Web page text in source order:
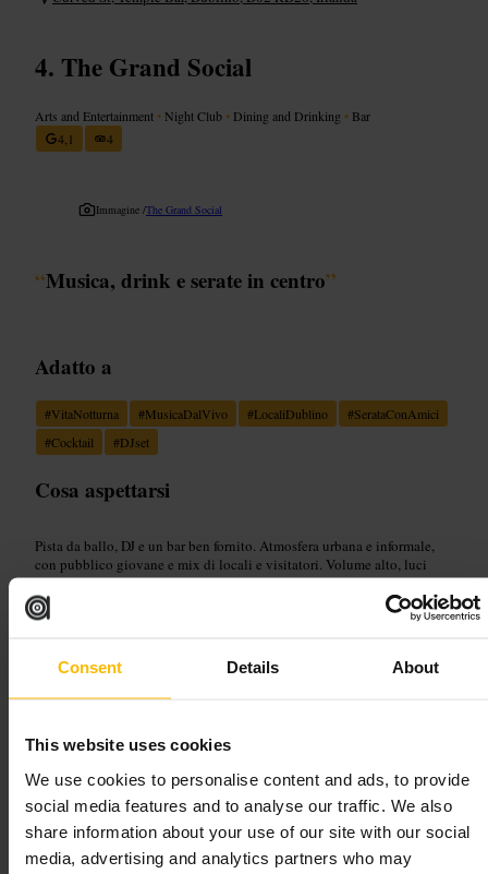
Consent Details About
This website uses cookies
We use cookies to personalise content and ads, to provide
social media features and to analyse our traffic. We also
share information about your use of our site with our social
media, advertising and analytics partners who may
The Grand Social
Arts and Entertainment • Night Club • Dining and Drinking • Bar
4,1
4
Immagine /The Grand Social
“Musica, drink e serate in centro”
Adatto a
#VitaNotturna #MusicaDalVivo #LocaliDublino #SerataConAmici
#Cocktail #DJset
Cosa aspettarsi
Pista da ballo, DJ e un bar ben fornito. Atmosfera urbana e informale,
con pubblico giovane e mix di locali e visitatori. Volume alto, luci
dinamiche e spazio per muoversi o fermarsi al bancone.
Arriva con un gruppo per sfruttare l’atmosfera, oppure fermati per un
tavolo per evitare attese.
http://www.thegrandsocial.ie/
Bad Bobs Temple Bar